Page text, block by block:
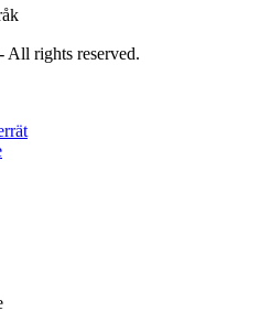
- All rights reserved.